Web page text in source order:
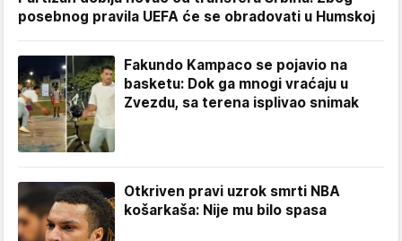
posebnog pravila UEFA će se obradovati u Humskoj
Fakundo Kampaco se pojavio na
basketu: Dok ga mnogi vraćaju u
Zvezdu, sa terena isplivao snimak
Otkriven pravi uzrok smrti NBA
košarkaša: Nije mu bilo spasa